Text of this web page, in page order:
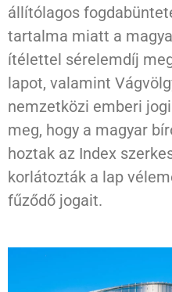
állítólagos
tartalma miatt a
ítélettel sérelemdíj
lapot, valamint
nemzetközi emberi
meg, hogy a magyar
hoztak az Index
korlátozták a lap
fűződő jogait.